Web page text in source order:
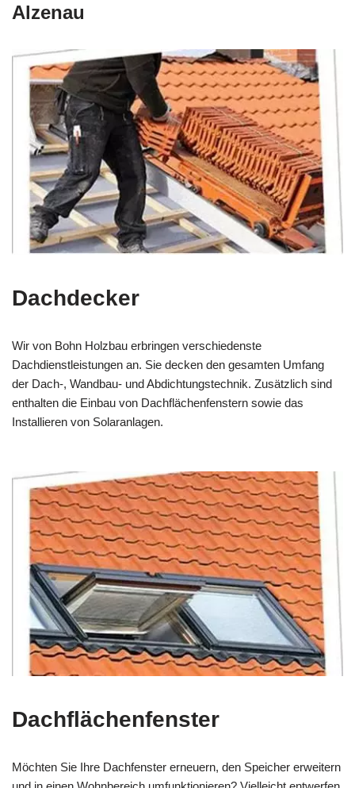
Alzenau
Dachdecker
Wir von Bohn Holzbau erbringen verschiedenste
Dachdienstleistungen an. Sie decken den gesamten Umfang
der Dach-, Wandbau- und Abdichtungstechnik. Zusätzlich sind
enthalten die Einbau von Dachflächenfenstern sowie das
Installieren von Solaranlagen.
Dachflächenfenster
Möchten Sie Ihre Dachfenster erneuern, den Speicher erweitern